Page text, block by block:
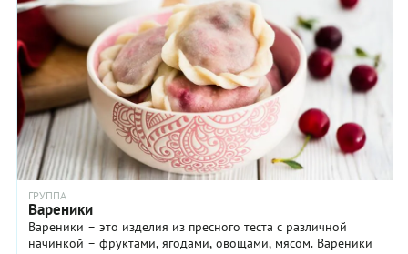
ГРУППА
Вареники
Вареники – это изделия из пресного теста с различной
начинкой – фруктами, ягодами, овощами, мясом. Вареники